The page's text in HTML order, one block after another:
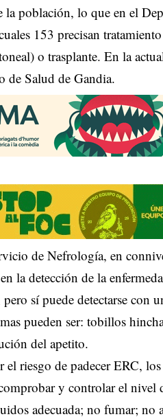
población, lo que en el
153 precisan
o trasplante. En la
de Salud de Gandia.
de Nefrología, en
la detección de la
sí puede detectarse con
pueden ser: tobillos
del apetito.
riesgo de padecer ERC,
y controlar el nivel
adecuada; no fumar; no